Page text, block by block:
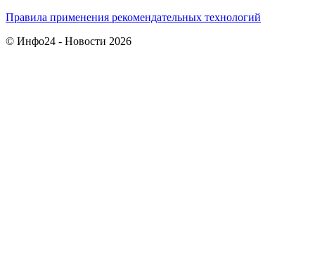
Правила применения рекомендательных технологий
© Инфо24 - Новости 2026